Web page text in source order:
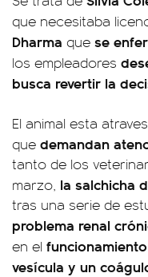
que necesitaba
Dharma que se
los empleadores
busca revertir la
El animal esta
que demandan
tanto de los
marzo, la salchicha
tras una serie de
problema renal
en el
vesícula y un